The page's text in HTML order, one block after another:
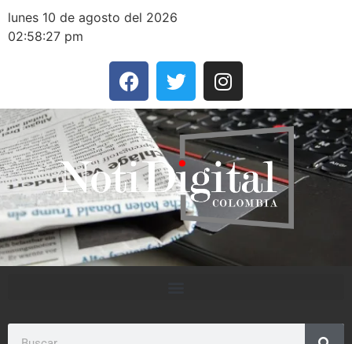
lunes 10 de agosto del 2026
02:58:27 pm